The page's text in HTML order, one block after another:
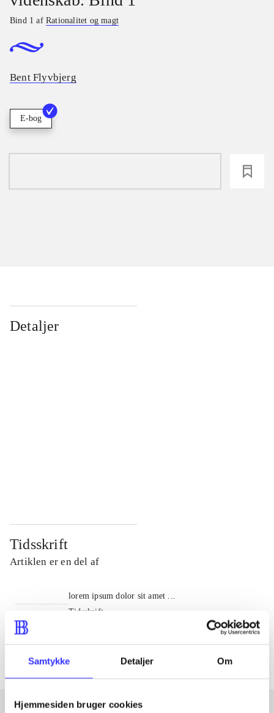
Samtykke Detaljer Om
Hjemmesiden bruger cookies
Bind 1 afRationalitet og magt
Bent Flyvbjerg
E-bog
Detaljer
Tidsskrift
Artiklen er en del af
lorem ipsum dolor sit amet ...
Tidsskrift
Artiklerne i